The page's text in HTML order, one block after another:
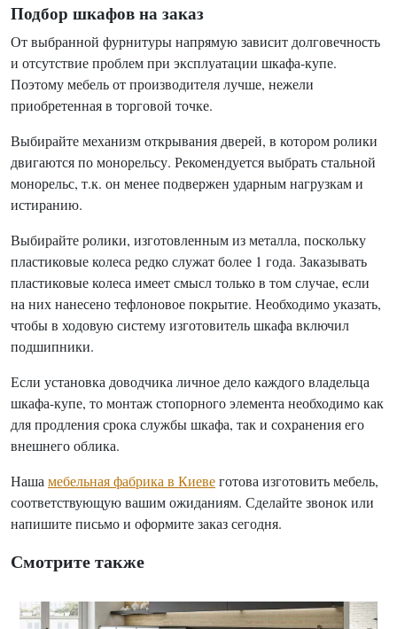
Подбор шкафов на заказ
От выбранной фурнитуры напрямую зависит долговечность
и отсутствие проблем при эксплуатации шкафа-купе.
Поэтому мебель от производителя лучше, нежели
приобретенная в торговой точке.
Выбирайте механизм открывания дверей, в котором ролики
двигаются по монорельсу. Рекомендуется выбрать стальной
монорельс, т.к. он менее подвержен ударным нагрузкам и
истиранию.
Выбирайте ролики, изготовленным из металла, поскольку
пластиковые колеса редко служат более 1 года. Заказывать
пластиковые колеса имеет смысл только в том случае, если
на них нанесено тефлоновое покрытие. Необходимо указать,
чтобы в ходовую систему изготовитель шкафа включил
подшипники.
Если установка доводчика личное дело каждого владельца
шкафа-купе, то монтаж стопорного элемента необходимо как
для продления срока службы шкафа, так и сохранения его
внешнего облика.
Наша мебельная фабрика в Киевеготова изготовить мебель,
соответствующую вашим ожиданиям. Сделайте звонок или
напишите письмо и оформите заказ сегодня.
Смотрите также